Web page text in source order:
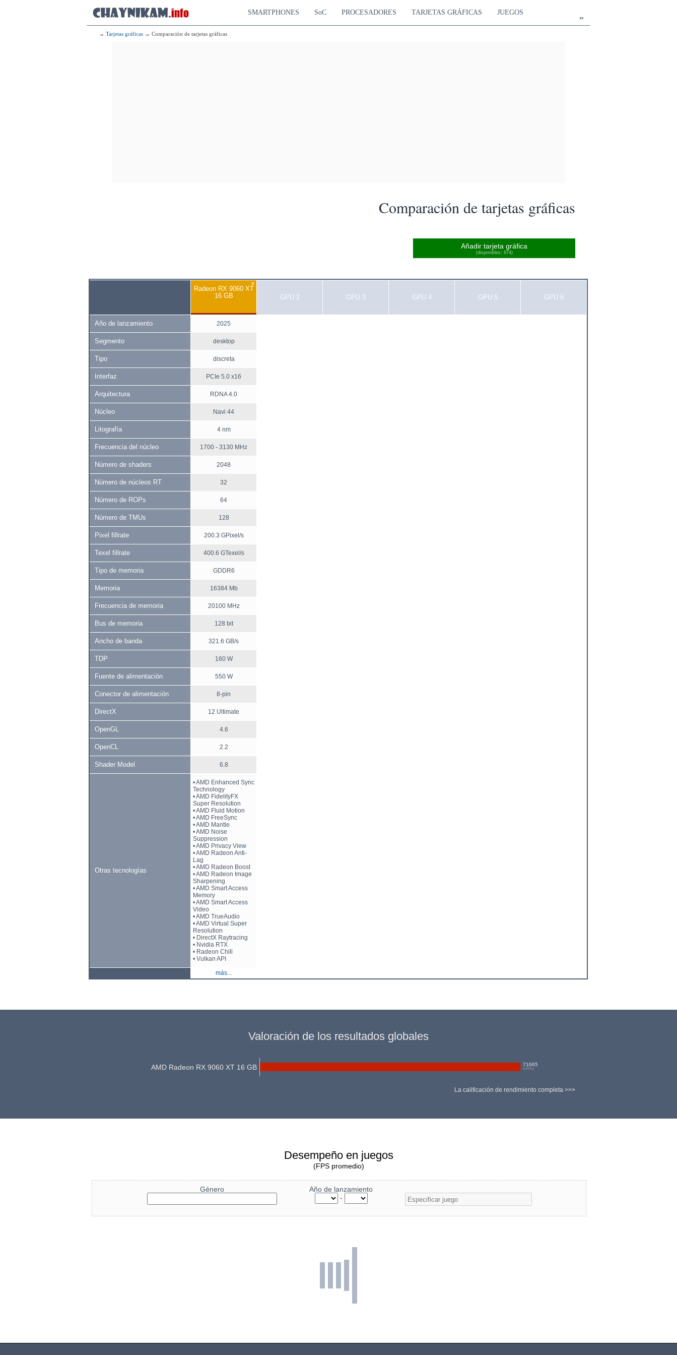
es
SMARTPHONES SoC PROCESADORES TARJETAS GRÁFICAS JUEGOS
→ Tarjetas gráficas → Comparación de tarjetas gráficas
Comparación de tarjetas gráficas
Añadir tarjeta gráfica
(disponibles: 874)
×
Radeon RX 9060 XT
16 GB
GPU 2 GPU 3 GPU 4 GPU 5 GPU 6
Año de lanzamiento 2025
Segmento desktop
Tipo discreta
Interfaz PCIe 5.0 x16
Arquitectura RDNA 4.0
Núcleo Navi 44
Litografía 4 nm
Frecuencia del núcleo 1700 - 3130 MHz
Número de shaders 2048
Número de núcleos RT 32
Número de ROPs 64
Número de TMUs 128
Pixel fillrate 200.3 GPixel/s
Texel fillrate 400.6 GTexel/s
Tipo de memoria GDDR6
Memoria 16384 Mb
Frecuencia de memoria 20100 MHz
Bus de memoria 128 bit
Ancho de banda 321.6 GB/s
TDP 160 W
Fuente de alimentación 550 W
Conector de alimentación 8-pin
DirectX 12 Ultimate
OpenGL 4.6
OpenCL 2.2
Shader Model 6.8
Otras tecnologías
• AMD Enhanced Sync
Technology
• AMD FidelityFX
Super Resolution
• AMD Fluid Motion
• AMD FreeSync
• AMD Mantle
• AMD Noise
Suppression
• AMD Privacy View
• AMD Radeon Anti-
Lag
• AMD Radeon Boost
• AMD Radeon Image
Sharpening
• AMD Smart Access
Memory
• AMD Smart Access
Video
• AMD TrueAudio
• AMD Virtual Super
Resolution
• DirectX Raytracing
• Nvidia RTX
• Radeon Chill
• Vulkan API
más...
Valoración de los resultados globales
AMD Radeon RX 9060 XT 16 GB 71665
(100 %)
La calificación de rendimiento completa >>>
Desempeño en juegos
(FPS promedio)
Género
Año de lanzamiento
-